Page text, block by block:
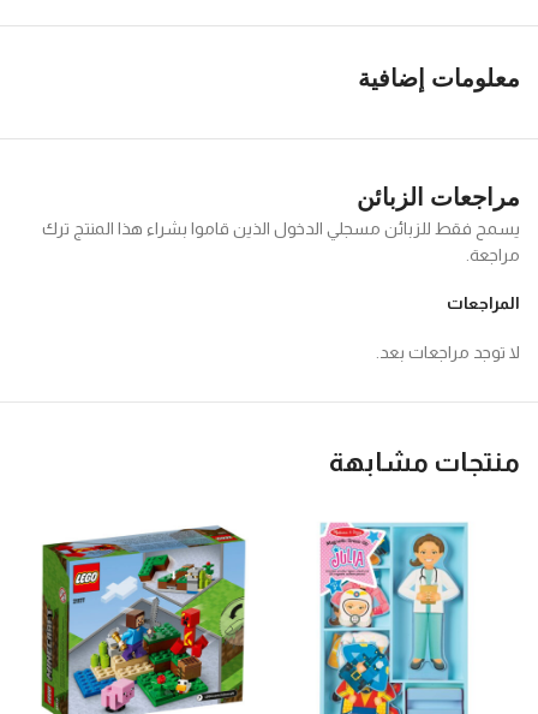
معلومات إضافية
مراجعات الزبائن
المراجعات
لا توجد مراجعات بعد.
يسمح فقط للزبائن مسجلي الدخول الذين قاموا بشراء هذا المنتج ترك
مراجعة.
منتجات مشابهة